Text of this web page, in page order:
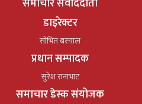
डाइरेक्टर
सोभित बस्याल
प्रधान सम्पादक
सुरेश रानाभाट
समाचार डेस्क संयोजक